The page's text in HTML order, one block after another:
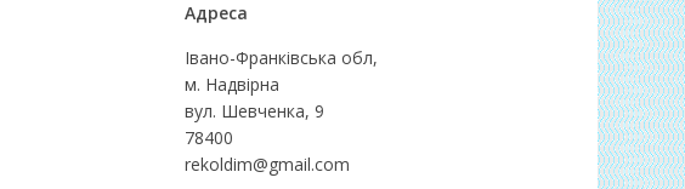
Адреса
Івано-Франківська обл,
м. Надвірна
вул. Шевченка, 9
78400
rekoldim@gmail.com